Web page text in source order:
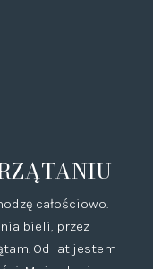
całościowo.
bieli, przez
Od lat jestem